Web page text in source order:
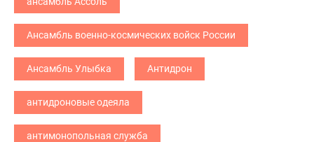
Ансамбль военно-космических войск России
Ансамбль Улыбка Антидрон
антидроновые одеяла
антимонопольная служба